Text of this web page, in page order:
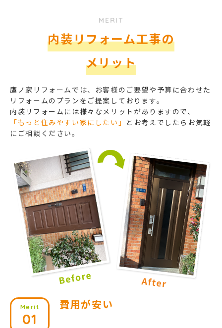
MERIT
内装リフォーム工事の
メリット
鷹ノ家リフォームでは、お客様のご要望や予算に合わせた
リフォームのプランをご提案しております。
内装リフォームには様々なメリットがありますので、
「もっと住みやすい家にしたい」
とお考えでしたらお気軽
にご相談ください。
Merit
01
費用が安い